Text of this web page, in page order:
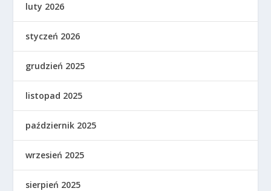
luty 2026
styczeń 2026
grudzień 2025
listopad 2025
październik 2025
wrzesień 2025
sierpień 2025